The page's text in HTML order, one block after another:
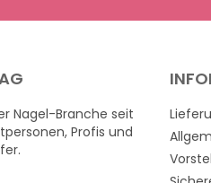
Nagel-Branche seit
Profis und